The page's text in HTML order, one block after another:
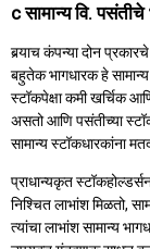
c सामान्य वि.
बर्‍याच कंपन्या दोन
बहुतेक भागधारक हे
स्टॉकपेक्षा कमी खर्चिक
असतो आणि पसंतीच्या
सामान्य स्टॉकधारकांना
प्राधान्यकृत
निश्चित लाभांश मिळतो,
त्यांचा लाभांश सामान्य